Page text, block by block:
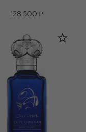
128 500 ₽